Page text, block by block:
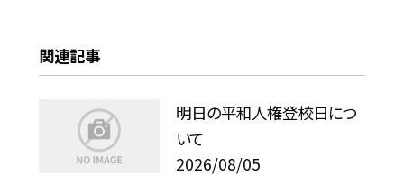
関連記事
明日の平和人権登校日につ
いて
2026/08/05